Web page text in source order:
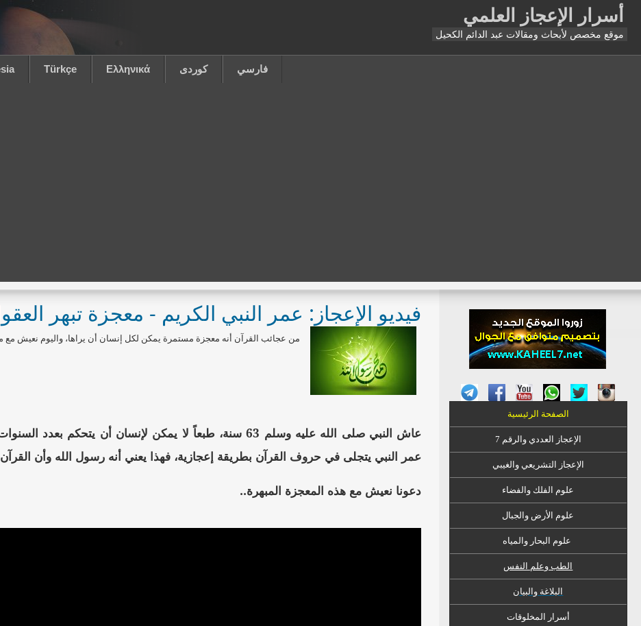
أسرار الإعجاز العلمي
موقع مخصص لأبحاث ومقالات عبد الدائم الكحيل
Türkçe Ελληνικά كوردى فارسي
فيديو الإعجاز: عمر النبي الكريم - معجزة تبهر
من عجائب القرآن أنه معجزة مستمرة يمكن لكل إنسان أن يراها، واليوم نعيش مع
عمر النبي يتجلى في حروف القرآن بطريقة إعجازية، فهذا يعني أنه رسول الله وأن
دعونا نعيش مع هذه المعجزة المبهرة..
الصفحة الرئيسية
الإعجاز العددي والرقم 7
الإعجاز التشريعي والغيبي
علوم الفلك والفضاء
علوم الأرض والجبال
علوم البحار والمياه
الطب وعلم النفس
البلاغة والبيان
أسرار المخلوقات